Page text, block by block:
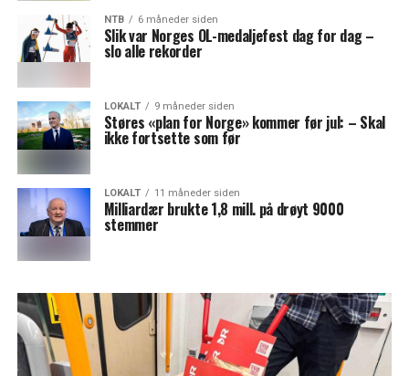
NTB 6 måneder siden
Slik var Norges OL-medaljefest dag for dag –
slo alle rekorder
LOKALT 9 måneder siden
Støres «plan for Norge» kommer før jul: – Skal
ikke fortsette som før
LOKALT 11 måneder siden
Milliardær brukte 1,8 mill. på drøyt 9000
stemmer